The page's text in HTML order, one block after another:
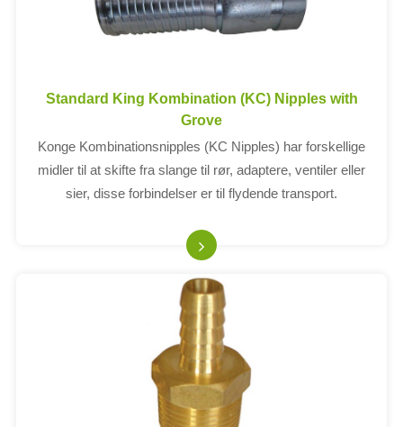
Standard King Kombination (KC) Nipples with
Grove
Konge Kombinationsnipples (KC Nipples) har forskellige
midler til at skifte fra slange til rør, adaptere, ventiler eller
sier, disse forbindelser er til flydende transport.